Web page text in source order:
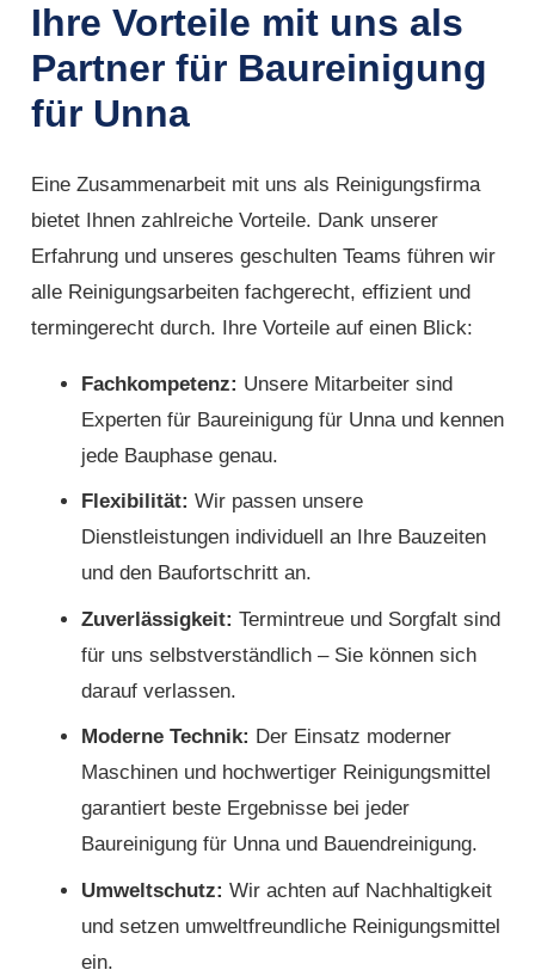
Ihre Vorteile mit uns als
Partner für Baureinigung
für Unna
Eine Zusammenarbeit mit uns als Reinigungsfirma
bietet Ihnen zahlreiche Vorteile. Dank unserer
Erfahrung und unseres geschulten Teams führen wir
alle Reinigungsarbeiten fachgerecht, effizient und
termingerecht durch. Ihre Vorteile auf einen Blick:
Fachkompetenz: Unsere Mitarbeiter sind
Experten für Baureinigung für Unna und kennen
jede Bauphase genau.
Flexibilität: Wir passen unsere
Dienstleistungen individuell an Ihre Bauzeiten
und den Baufortschritt an.
Zuverlässigkeit: Termintreue und Sorgfalt sind
für uns selbstverständlich – Sie können sich
darauf verlassen.
Moderne Technik: Der Einsatz moderner
Maschinen und hochwertiger Reinigungsmittel
garantiert beste Ergebnisse bei jeder
Baureinigung für Unna und Bauendreinigung.
Umweltschutz: Wir achten auf Nachhaltigkeit
und setzen umweltfreundliche Reinigungsmittel
ein.